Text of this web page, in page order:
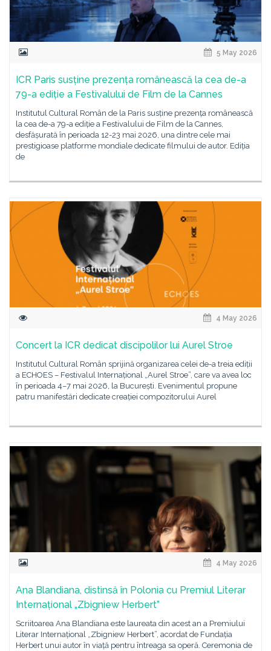
5 May 2026
ICR Paris susține prezența românească la cea de-a
79-a ediție a Festivalului de Film de la Cannes
Institutul Cultural Român de la Paris susține prezența românească
la cea de-a 79-a ediție a Festivalului de Film de la Cannes,
desfășurată în perioada 12-23 mai 2026, una dintre cele mai
prestigioase platforme mondiale dedicate filmului de autor. Ediția
de
4 May 2026
Concert la ICR dedicat discipolilor lui Aurel Stroe
Institutul Cultural Român sprijină organizarea celei de-a treia ediții
a ECHOES – Festivalul Internațional „Aurel Stroe”, care va avea loc
în perioada 4–7 mai 2026, la București. Evenimentul propune
patru manifestări dedicate creației compozitorului Aurel
4 May 2026
Ana Blandiana, distinsă în Polonia cu Premiul Literar
Internațional „Zbigniew Herbert”
Scriitoarea Ana Blandiana este laureata din acest an a Premiului
Literar Internațional „Zbigniew Herbert”, acordat de Fundația
Herbert unui autor în viață pentru întreaga sa operă. Ceremonia de